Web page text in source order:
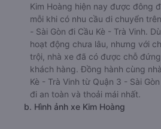
Kim Hoàng hiện nay được đông
mỗi khi có nhu cầu di chuyển
- Sài Gòn đi Cầu Kè - Trà Vinh.
hoạt động chưa lâu, nhưng với
trội, nhà xe đã có được chỗ
khách hàng. Đồng hành cùng
Kè - Trà Vinh từ Quận 3 - Sài
đi an toàn và thoải mái nhất.
b. Hình ảnh xe Kim Hoàng